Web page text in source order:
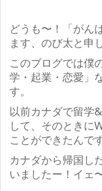
どうも〜！「がん
ます、のび太と申
このブログでは僕
学・起業・恋愛」
す。
以前カナダで留学
して、そのときに
ことができたんで
カナダから帰国し
いましたー！イェ